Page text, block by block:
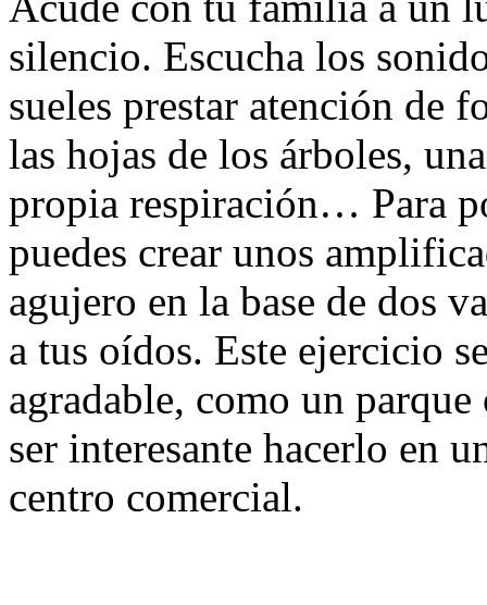
silencio. Escucha los
sueles prestar atención de
las hojas de los árboles,
propia respiración… Para
puedes crear unos
agujero en la base de dos
a tus oídos. Este ejercicio
agradable, como un
ser interesante hacerlo en
centro comercial.